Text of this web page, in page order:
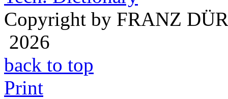
Copyright by FRANZ
2026
back to top
Print